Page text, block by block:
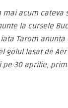
mai acum
la cursele
Tarom
golul lasat de
pe 30 aprilie,